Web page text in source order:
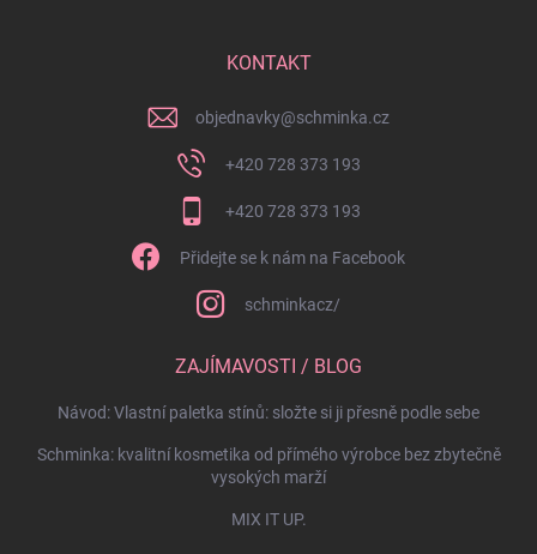
KONTAKT
objednavky@schminka.cz
+420 728 373 193
+420 728 373 193
Přidejte se k nám na Facebook
schminkacz/
ZAJÍMAVOSTI / BLOG
Návod: Vlastní paletka stínů: složte si ji přesně podle sebe
Schminka: kvalitní kosmetika od přímého výrobce bez zbytečně
vysokých marží
MIX IT UP.